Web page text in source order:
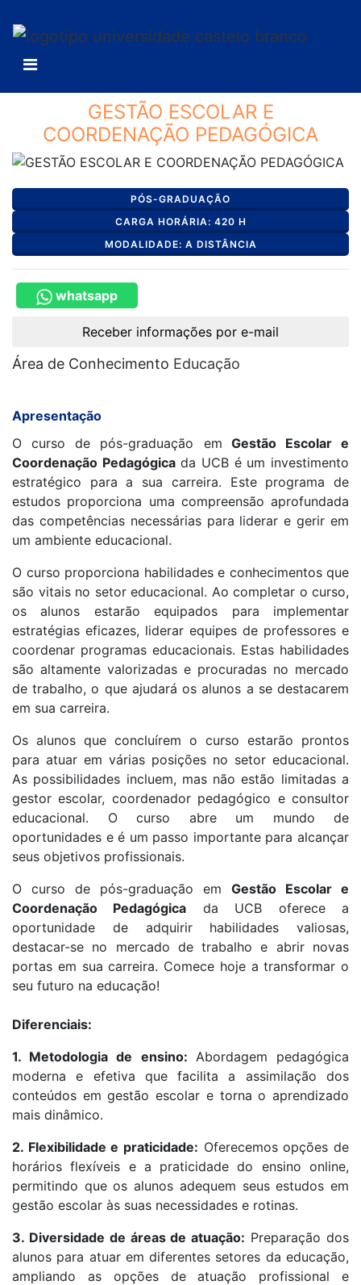
GESTÃO ESCOLAR E
COORDENAÇÃO PEDAGÓGICA
PÓS-GRADUAÇÃO
CARGA HORÁRIA: 420 H
MODALIDADE: A DISTÂNCIA
whatsapp
Receber informações por e-mail
Área de Conhecimento Educação
Apresentação
O curso de pós-graduação em Gestão Escolar e
Coordenação Pedagógicada UCB é um investimento
estratégico para a sua carreira. Este programa de
estudos proporciona uma compreensão aprofundada
das competências necessárias para liderar e gerir em
um ambiente educacional.
O curso proporciona habilidades e conhecimentos que
são vitais no setor educacional. Ao completar o curso,
os alunos estarão equipados para implementar
estratégias eficazes, liderar equipes de professores e
coordenar programas educacionais. Estas habilidades
são altamente valorizadas e procuradas no mercado
de trabalho, o que ajudará os alunos a se destacarem
em sua carreira.
Os alunos que concluírem o curso estarão prontos
para atuar em várias posições no setor educacional.
As possibilidades incluem, mas não estão limitadas a
gestor escolar, coordenador pedagógico e consultor
educacional. O curso abre um mundo de
oportunidades e é um passo importante para alcançar
seus objetivos profissionais.
O curso de pós-graduação em Gestão Escolar e
Coordenação Pedagógica da UCB oferece a
oportunidade de adquirir habilidades valiosas,
destacar-se no mercado de trabalho e abrir novas
portas em sua carreira. Comece hoje a transformar o
seu futuro na educação!
Diferenciais:
1. Metodologia de ensino: Abordagem pedagógica
moderna e efetiva que facilita a assimilação dos
conteúdos em gestão escolar e torna o aprendizado
mais dinâmico.
2. Flexibilidade e praticidade: Oferecemos opções de
horários flexíveis e a praticidade do ensino online,
permitindo que os alunos adequem seus estudos em
gestão escolar às suas necessidades e rotinas.
3. Diversidade de áreas de atuação: Preparação dos
alunos para atuar em diferentes setores da educação,
ampliando as opções de atuação profissional e